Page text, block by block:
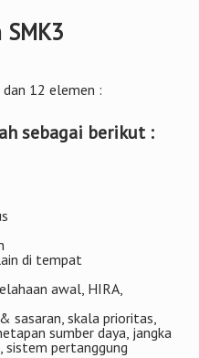
12 elemen :
sebagai berikut :
di tempat
awal, HIRA,
sasaran, skala prioritas,
sumber daya, jangka
sistem pertanggung